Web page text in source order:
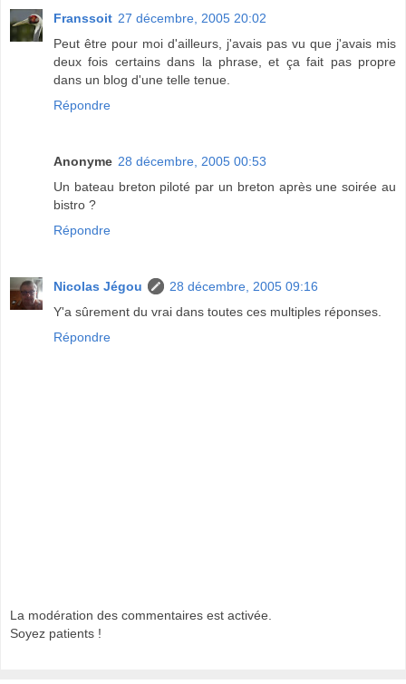
Franssoit 27 décembre, 2005 20:02
Peut être pour moi d'ailleurs, j'avais pas vu que j'avais mis
deux fois certains dans la phrase, et ça fait pas propre
dans un blog d'une telle tenue.
Répondre
Anonyme 28 décembre, 2005 00:53
Un bateau breton piloté par un breton après une soirée au
bistro ?
Répondre
Nicolas Jégou
28 décembre, 2005 09:16
Y'a sûrement du vrai dans toutes ces multiples réponses.
Répondre
La modération des commentaires est activée.
Soyez patients !